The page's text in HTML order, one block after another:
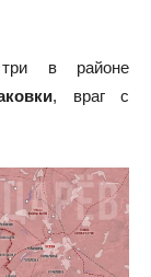
в районе
, враг с